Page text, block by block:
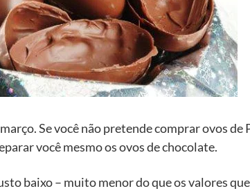
Se você não pretende comprar ovos
você mesmo os ovos de chocolate.
baixo – muito menor do que os valores